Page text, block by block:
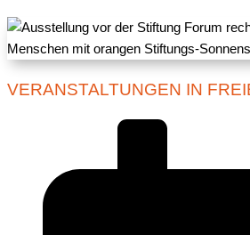
VERANSTALTUNGEN IN